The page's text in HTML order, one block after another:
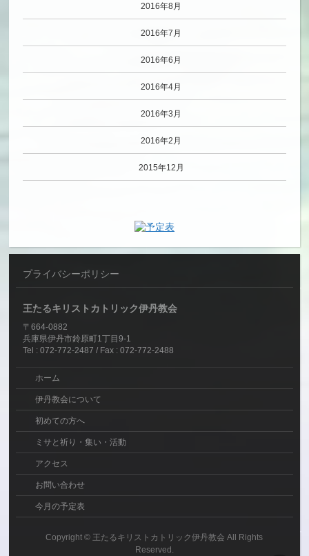
2016年8月
2016年7月
2016年6月
2016年4月
2016年3月
2016年2月
2015年12月
プライバシーポリシー
王たるキリストカトリック伊丹教会
〒664-0882
兵庫県伊丹市鈴原町1丁目9-1
Tel : 072-772-2487 / Fax : 072-772-2488
ホーム
伊丹教会について
初めての方へ
ミサと祈り・集い・活動
アクセス
お問い合わせ
今月の予定表
Copyright © 王たるキリストカトリック伊丹教会 All Rights
Reserved.